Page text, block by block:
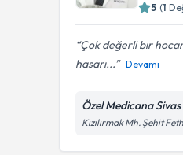
5 (1
Çok değerli bır
hasarı...
Devamı
Özel Medicana
Kızılırmak Mh. Şehit